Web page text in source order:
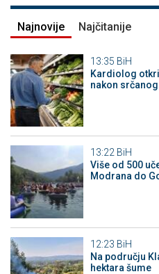
Najnovije Najčitanije
13:35 BiH
Kardiolog
nakon
13:22 BiH
Više od 500
Modrana do
12:23 BiH
Na području
hektara šume